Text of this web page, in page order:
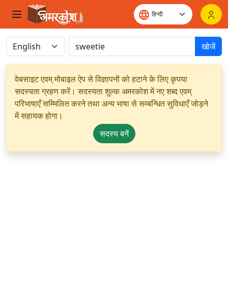
खोजें
वेबसाइट एवम् मोबाइल ऐप से विज्ञापनों को हटाने के लिए कृपया
सदस्यता ग्रहण करें। सदस्यता शुल्क अमरकोश में नए शब्द एवम्
परिभाषाएँ सम्मिलित करने तथा अन्य भाषा से सम्बन्धित सुविधाएँ जोड़ने
में सहायक होगा।
सदस्य बनें